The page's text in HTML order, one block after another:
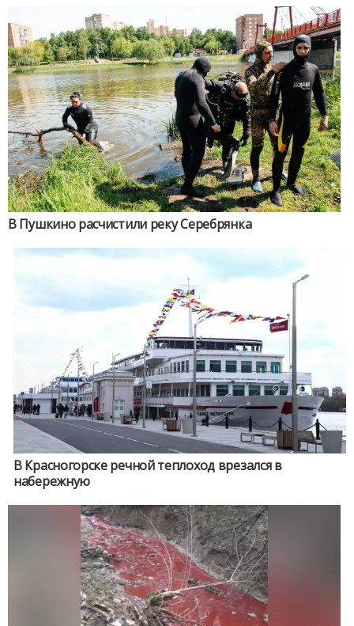
В Пушкино расчистили реку Серебрянка
В Красногорске речной теплоход врезался в
набережную